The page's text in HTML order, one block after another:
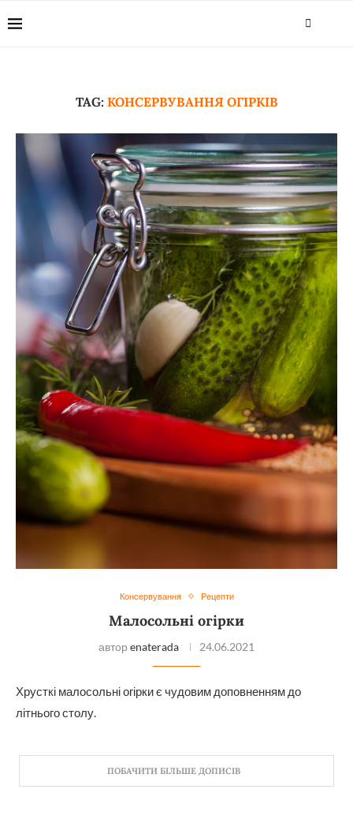
TAG: КОНСЕРВУВАННЯ ОГІРКІВ
Консервування Рецепти
Малосольні огірки
автор enaterada 24.06.2021
Хрусткі малосольні огірки є чудовим доповненням до
літнього столу.
ПОБАЧИТИ БІЛЬШЕ ДОПИСІВ